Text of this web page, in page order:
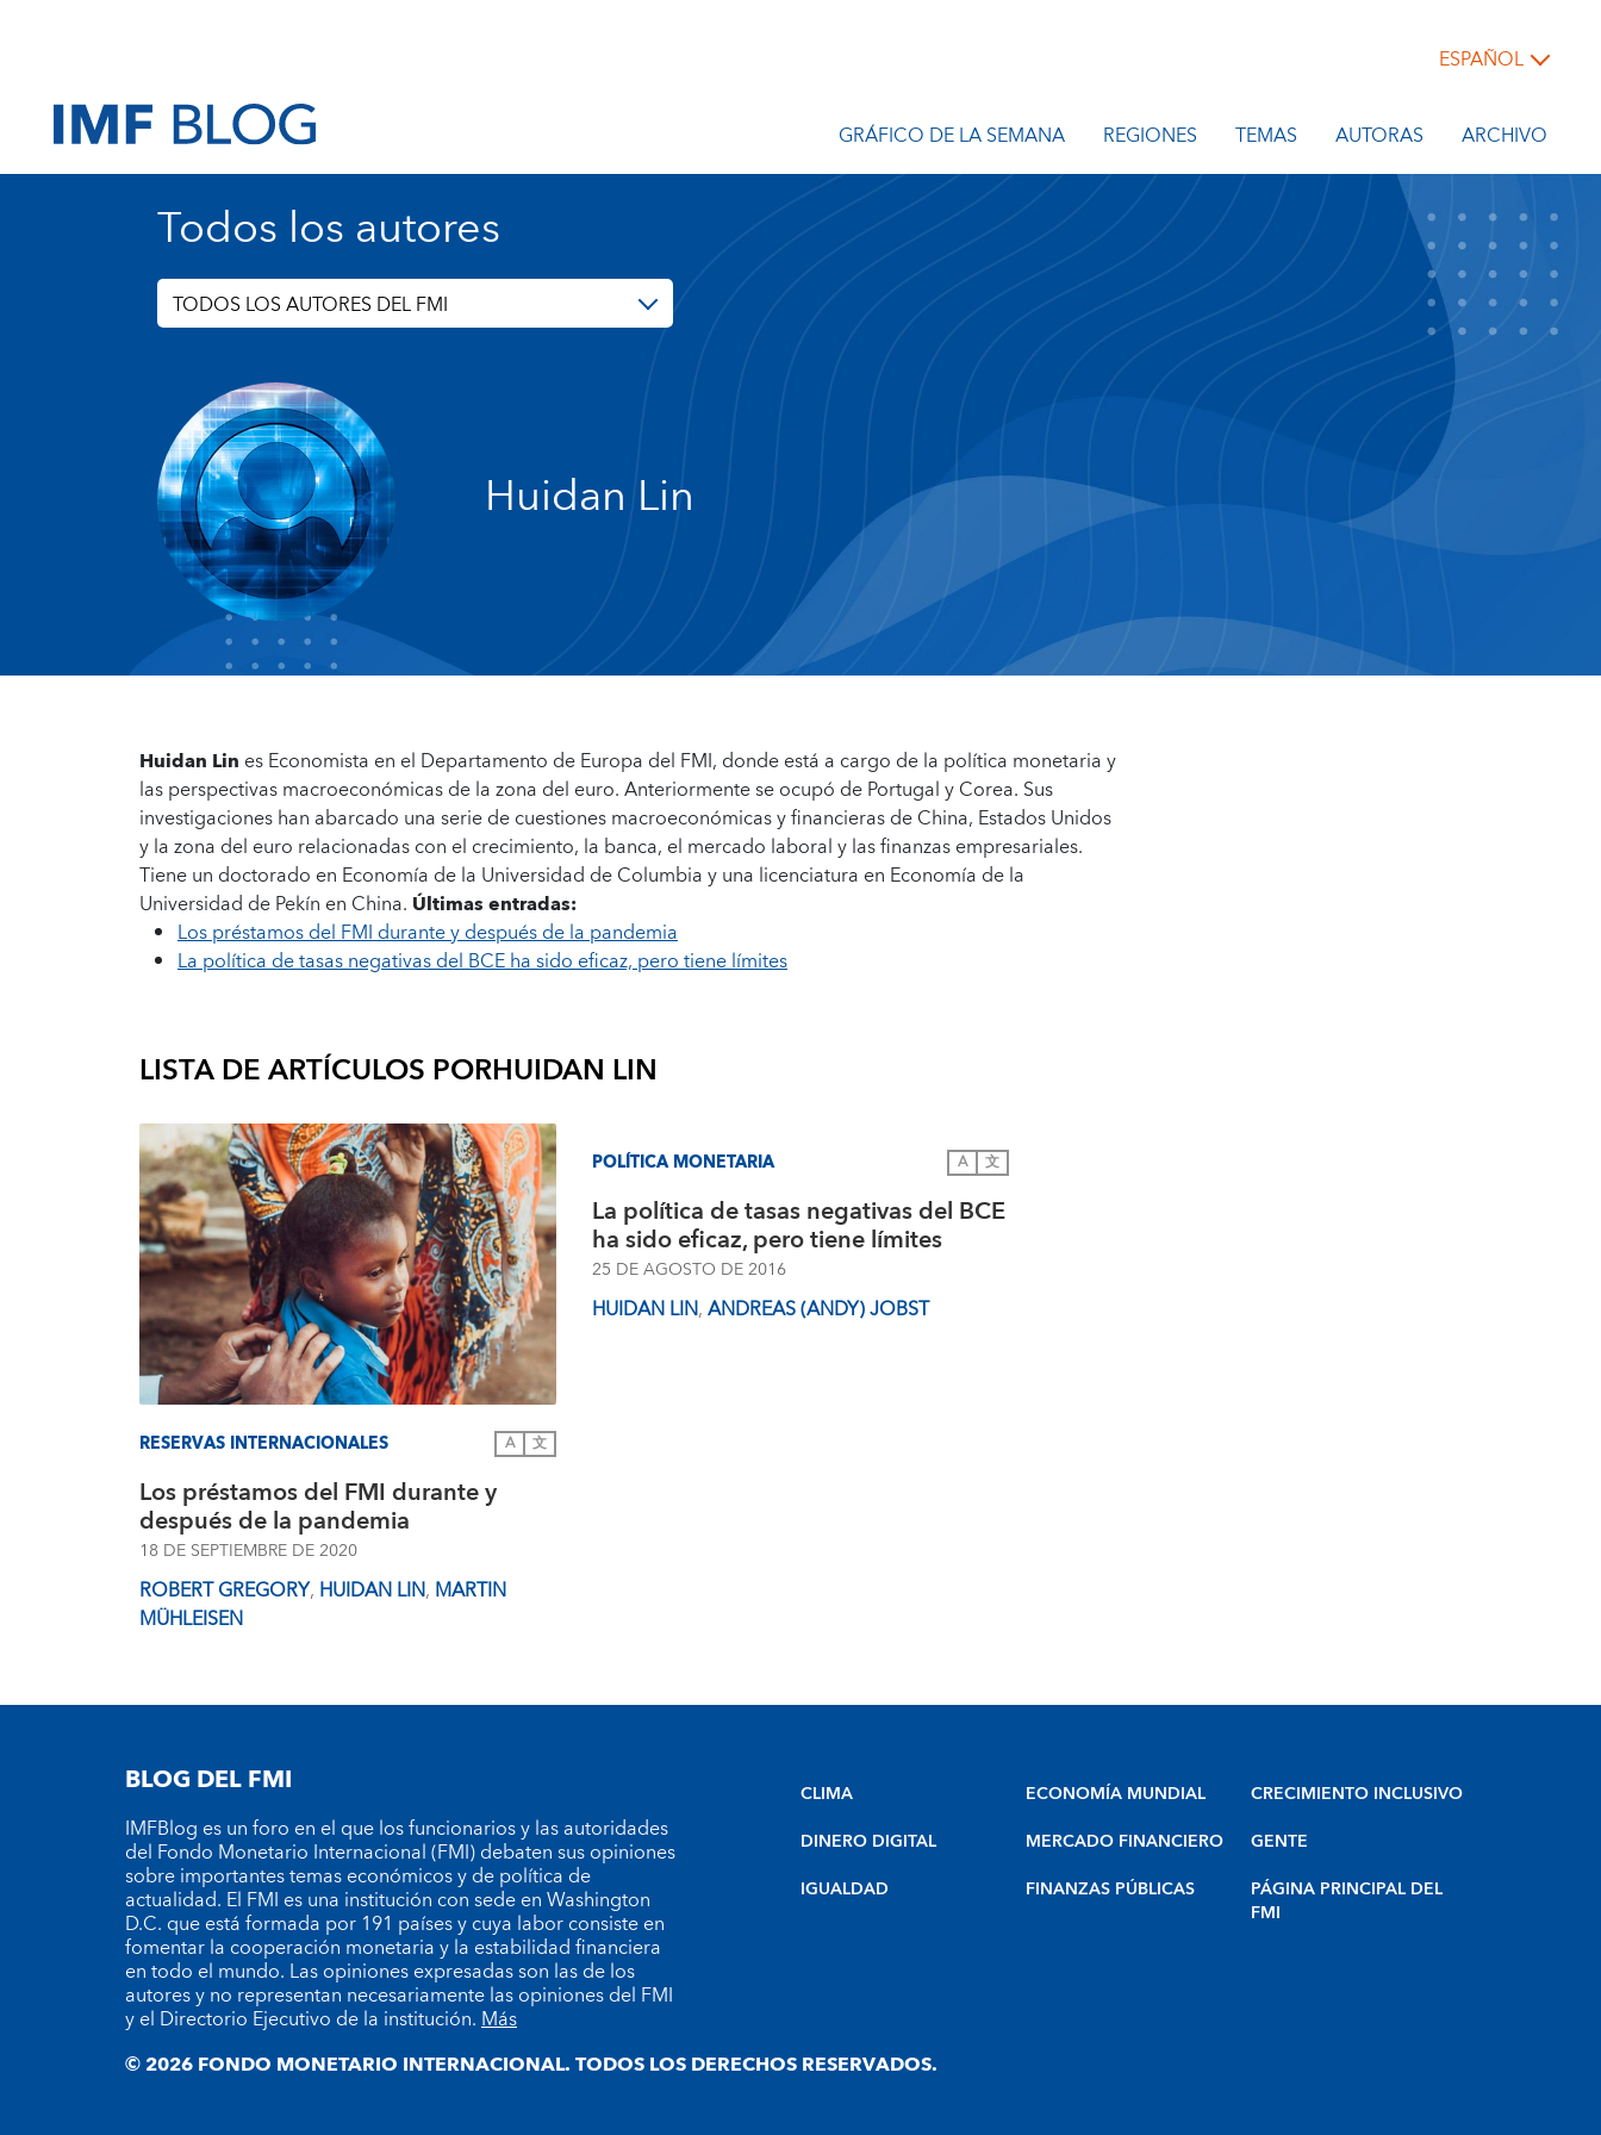
ESPAÑOL
GRÁFICO DE LA SEMANA REGIONES TEMAS AUTORAS ARCHIVO
Todos los autores
TODOS LOS AUTORES DEL FMI
Huidan Lin
Huidan Lin es Economista en el Departamento de Europa del FMI, donde está a cargo de la política monetaria y
las perspectivas macroeconómicas de la zona del euro. Anteriormente se ocupó de Portugal y Corea. Sus
investigaciones han abarcado una serie de cuestiones macroeconómicas y financieras de China, Estados Unidos
y la zona del euro relacionadas con el crecimiento, la banca, el mercado laboral y las finanzas empresariales.
Tiene un doctorado en Economía de la Universidad de Columbia y una licenciatura en Economía de la
Universidad de Pekín en China. Últimas entradas:
Los préstamos del FMI durante y después de la pandemia
La política de tasas negativas del BCE ha sido eficaz, pero tiene límites
LISTA DE ARTÍCULOS PORHUIDAN LIN
RESERVAS INTERNACIONALES A 文
Los préstamos del FMI durante y
después de la pandemia
18 DE SEPTIEMBRE DE 2020
ROBERT GREGORY, HUIDAN LIN, MARTIN
MÜHLEISEN
POLÍTICA MONETARIA A 文
La política de tasas negativas del BCE
ha sido eficaz, pero tiene límites
25 DE AGOSTO DE 2016
HUIDAN LIN,ANDREAS (ANDY) JOBST
BLOG DEL FMI
IMFBlog es un foro en el que los funcionarios y las autoridades
del Fondo Monetario Internacional (FMI) debaten sus opiniones
sobre importantes temas económicos y de política de
actualidad. El FMI es una institución con sede en Washington
D.C. que está formada por 191 países y cuya labor consiste en
fomentar la cooperación monetaria y la estabilidad financiera
en todo el mundo. Las opiniones expresadas son las de los
autores y no representan necesariamente las opiniones del FMI
y el Directorio Ejecutivo de la institución.Más
CLIMA
DINERO DIGITAL
IGUALDAD
ECONOMÍA MUNDIAL
MERCADO FINANCIERO
FINANZAS PÚBLICAS
CRECIMIENTO INCLUSIVO
GENTE
PÁGINA PRINCIPAL DEL
FMI
© 2026 FONDO MONETARIO INTERNACIONAL. TODOS LOS DERECHOS RESERVADOS.